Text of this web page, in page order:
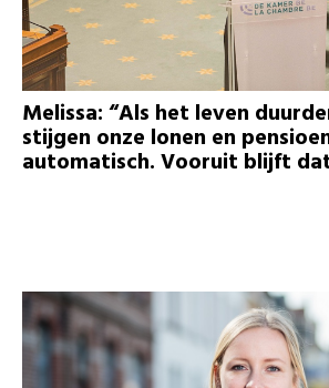
Melissa: “Als het leven
stijgen onze lonen en
automatisch. Vooruit blijft